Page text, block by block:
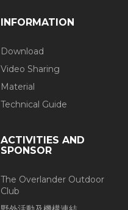
INFORMATION
Download
Video Sharing
Material
Technical Guide
ACTIVITIES AND
SPONSOR
The Overlander Outdoor
Club